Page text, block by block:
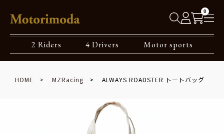
0
2 Riders 4 Drivers Motor sports
HOME MZRacing ALWAYS ROADSTER トートバッグ